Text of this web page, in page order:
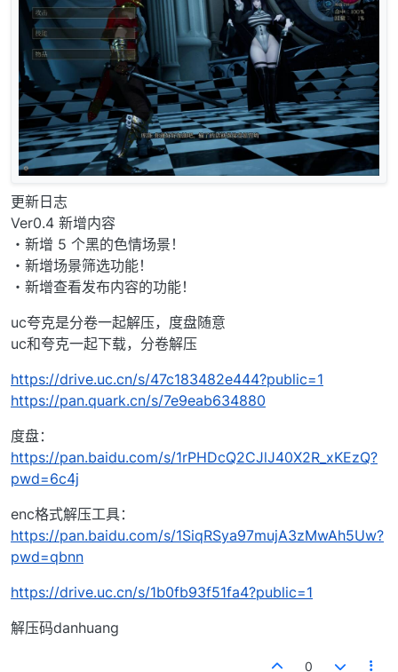
更新日志
Ver0.4 新增内容
・新增 5 个黑的色情场景！
・新增场景筛选功能！
・新增查看发布内容的功能！
uc夸克是分卷一起解压，度盘随意
uc和夸克一起下载，分卷解压
https://drive.uc.cn/s/47c183482e444?public=1
https://pan.quark.cn/s/7e9eab634880
度盘：
https://pan.baidu.com/s/1rPHDcQ2CJlJ40X2R_xKEzQ?
pwd=6c4j
enc格式解压工具：
https://pan.baidu.com/s/1SiqRSya97mujA3zMwAh5Uw?
pwd=qbnn
https://drive.uc.cn/s/1b0fb93f51fa4?public=1
解压码danhuang
0